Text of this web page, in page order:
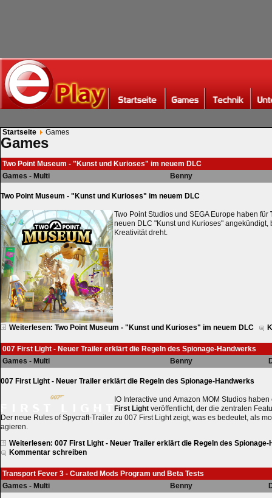
Startseite Games
Games
Two Point Museum - "Kunst und Kurioses" im neuem DLC
Games - Multi
Benny
Two Point Museum - "Kunst und Kurioses" im neuem DLC
Two Point Studios und SEGA Europe haben für
neuen DLC "Kunst und Kurioses" angekündigt,
Kreativität dreht.
Weiterlesen: Two Point Museum - "Kunst und Kurioses" im neuem DLC
007 First Light - Neuer Trailer erklärt die Regeln des Spionage-Handwerks
Games - Multi
Benny
007 First Light - Neuer Trailer erklärt die Regeln des Spionage-Handwerks
IO Interactive und Amazon MOM Studios
First Light veröffentlicht, der die zentralen
Der neue Rules of Spycraft-Trailer zu 007 First Light zeigt, was es bedeutet, als
agieren.
Weiterlesen: 007 First Light - Neuer Trailer erklärt die Regeln des Spionage-
Kommentar schreiben
Transport Fever 3 - Curated Mods Program und Beta Tests
Games - Multi
Benny